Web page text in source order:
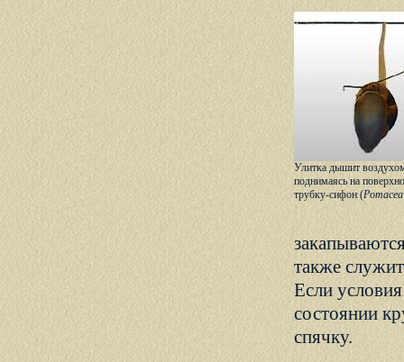
Улитка дышит
поднимаясь на
трубку-сифон (
также
Если
состоянии
спячку.